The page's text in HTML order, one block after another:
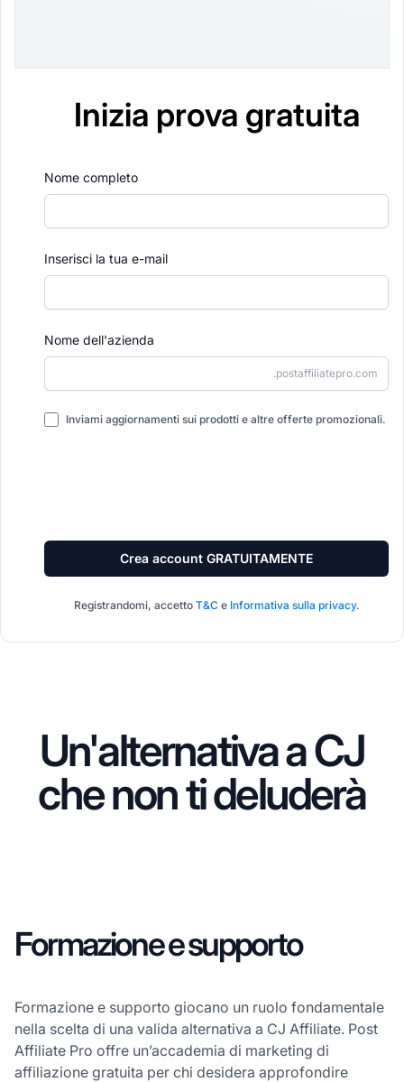
Inizia prova gratuita
Nome completo
Inserisci la tua e-mail
Nome dell'azienda
.postaffiliatepro.com
Inviami aggiornamenti sui prodotti e altre offerte promozionali.
Crea account GRATUITAMENTE
Registrandomi, accetto T&C e Informativa sulla privacy.
Un'alternativa a CJ
che non ti deluderà
Formazione e supporto
Formazione e supporto giocano un ruolo fondamentale
nella scelta di una valida alternativa a CJ Affiliate. Post
Affiliate Pro offre un’accademia di marketing di
affiliazione gratuita per chi desidera approfondire